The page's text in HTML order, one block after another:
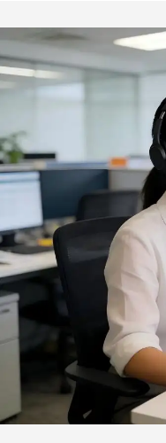
silikonehandsker til
varmebestandig brug i
ovn